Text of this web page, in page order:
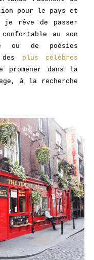
pour le pays et
je rêve de passer
au son
ou de poésies
des plus célèbres
promener dans la
à la recherche